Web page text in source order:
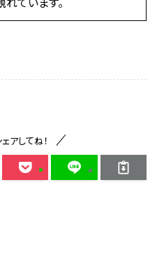
アしてね！